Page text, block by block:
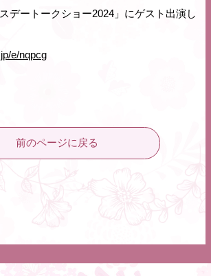
デートークショー2024」にゲスト出演し
e/nqpcg
前のページに戻る